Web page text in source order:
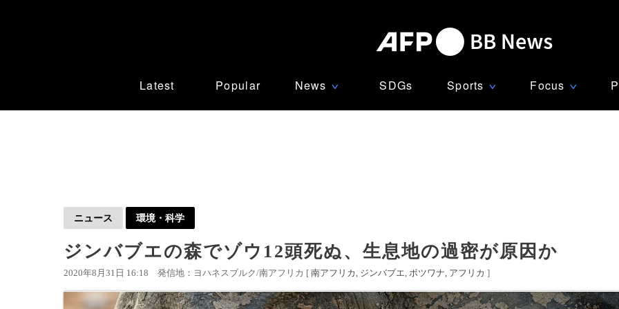
Latest Popular News ∨ SDGs Sports ∨ Focus ∨
ニュース 環境・科学
ジンバブエの森でゾウ12頭死ぬ、生息地の過密が原因か
2020年8月31日 16:18 発信地：ヨハネスブルク/南アフリカ [ 南アフリカ ジンバブエ ボツワナ アフリカ ]